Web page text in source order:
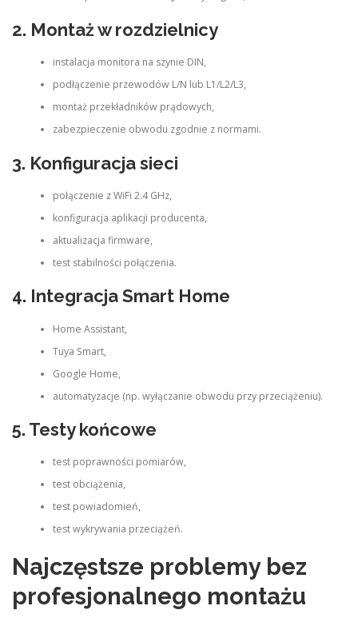
2. Montaż w rozdzielnicy
instalacja monitora na szynie DIN,
podłączenie przewodów L/N lub L1/L2/L3,
montaż przekładników prądowych,
zabezpieczenie obwodu zgodnie z normami.
3. Konfiguracja sieci
połączenie z WiFi 2.4 GHz,
konfiguracja aplikacji producenta,
aktualizacja firmware,
test stabilności połączenia.
4. Integracja Smart Home
Home Assistant,
Tuya Smart,
Google Home,
automatyzacje (np. wyłączanie obwodu przy przeciążeniu).
5. Testy końcowe
test poprawności pomiarów,
test obciążenia,
test powiadomień,
test wykrywania przeciążeń.
Najczęstsze problemy bez
profesjonalnego montażu